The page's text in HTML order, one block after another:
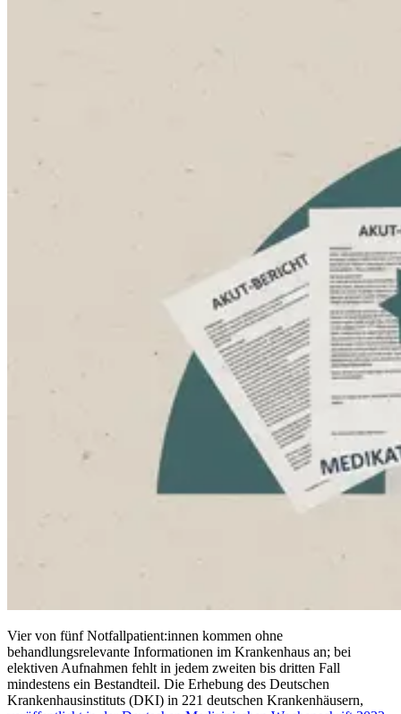
Vier von fünf Notfallpatient:innen kommen ohne
behandlungsrelevante Informationen im Krankenhaus an; bei
elektiven Aufnahmen fehlt in jedem zweiten bis dritten Fall
mindestens ein Bestandteil. Die Erhebung des Deutschen
Krankenhausinstituts (DKI) in 221 deutschen Krankenhäusern,